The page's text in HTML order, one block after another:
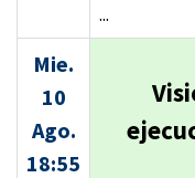
...
Mie.
10
Ago.
18:55